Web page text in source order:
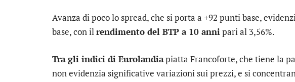
Avanza di poco lospread, che si porta a +92 punti base,
base, con ilrendimento del BTP a 10 annipari al 3,56%.
Tra gli indici di Eurolandiapiatta Francoforte, che tiene la
non evidenzia significative variazioni sui prezzi, e si